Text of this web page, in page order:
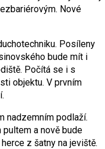
Nové
Posíleny
bude mít i
Počítá se i s
objektu. V prvním
nadzemním podlaží.
a nově bude
z šatny na jeviště.